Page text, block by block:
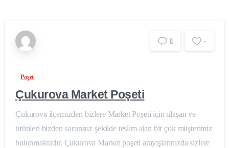
0 -
Poşet
Çukurova Market Poşeti
Çukurova ilçemizden bizlere Market Poşeti için ulaşan ve
ürünleri bizden sorunsuz şekilde teslim alan bir çok müşterimiz
bulunmaktadır. Çukurova Market poşeti arayışlarınızda sizlere